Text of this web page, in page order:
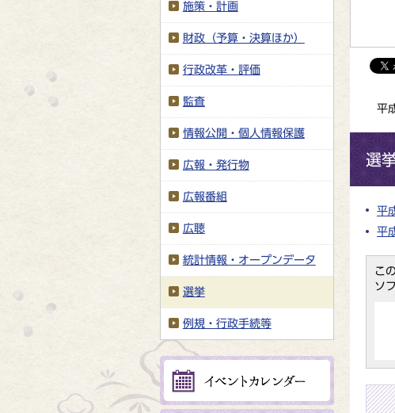
平
選
平
平
こ
ソ
施策・計画
財政（予算・決算ほか）
行政改革・評価
監査
情報公開・個人情報保護
広報・発行物
広報番組
広聴
統計情報・オープンデータ
選挙
例規・行政手続等